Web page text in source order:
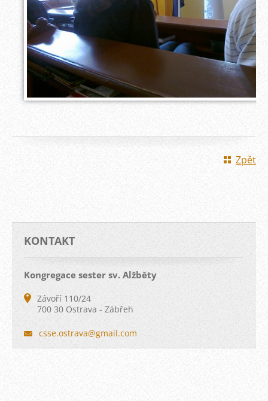
Zpět
KONTAKT
Kongregace sester sv. Alžběty
Závoří 110/24
700 30 Ostrava - Zábřeh
csse.ostrava@gmail.com